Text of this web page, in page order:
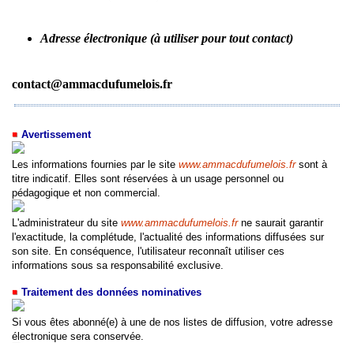
Adresse électronique (à utiliser pour tout contact)
contact@ammacdufumelois.fr
Avertissement
Les informations fournies par le sitewww.ammacdufumelois.frsont à
titre indicatif. Elles sont réservées à un usage personnel ou
pédagogique et non commercial.
L'administrateur du sitewww.ammacdufumelois.frne saurait garantir
l'exactitude, la complétude, l'actualité des informations diffusées sur
son site. En conséquence, l'utilisateur reconnaît utiliser ces
informations sous sa responsabilité exclusive.
Traitement des données nominatives
Si vous êtes abonné(e) à une de nos listes de diffusion, votre adresse
électronique sera conservée.